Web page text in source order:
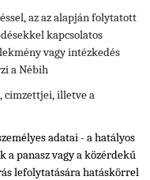
az az alapján folytatott
kapcsolatos
vagy intézkedés
a Nébih
címzettjei, illetve a
adatai - a hatályos
a panasz vagy a közérdekű
lefolytatására hatáskörrel